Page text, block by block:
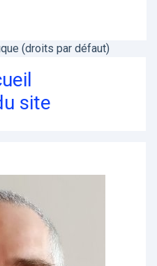
(droits par défaut)
site